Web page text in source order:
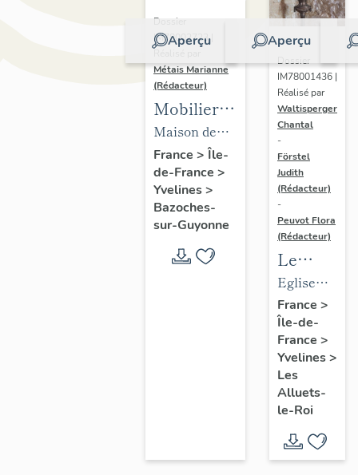
Aperçu
Dossier
IM78002723 |
Métais Marianne
(Rédacteur)
Mobilier
de la
maison
Louis
Carré
Maison de
villégiature
dite maison
Louis Carré
France > Île-
de-France >
Yvelines>
Bazoches-
sur-Guyonne
Aperçu
Dossier
IM78001436 |
Réalisé par
Waltisperger
Chantal
-
Förstel
Judith
(Rédacteur)
-
Peuvot Flora
(Rédacteur)
Le
mobilier
de
l'église
Saint-
Nicolas
Eglise
paroissiale
Saint-
Nicolas
France >
Île-de-
France >
Yvelines>
Les
Alluets-
le-Roi